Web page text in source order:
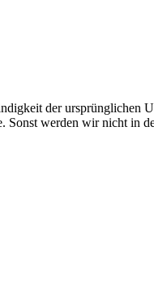
der ursprünglichen
Sonst werden wir nicht in